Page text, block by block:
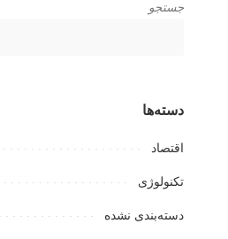
جستجو
دسته‌ها
اقتصاد
تکنولوژی
دسته‌بندی نشده